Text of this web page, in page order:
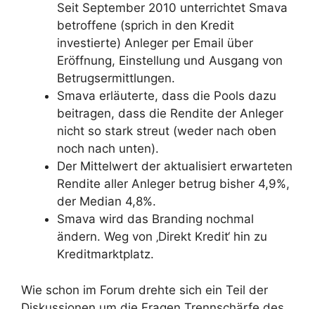
Seit September 2010 unterrichtet Smava
betroffene (sprich in den Kredit
investierte) Anleger per Email über
Eröffnung, Einstellung und Ausgang von
Betrugsermittlungen.
Smava erläuterte, dass die Pools dazu
beitragen, dass die Rendite der Anleger
nicht so stark streut (weder nach oben
noch nach unten).
Der Mittelwert der aktualisiert erwarteten
Rendite aller Anleger betrug bisher 4,9%,
der Median 4,8%.
Smava wird das Branding nochmal
ändern. Weg von ‚Direkt Kredit‘ hin zu
Kreditmarktplatz.
Wie schon im Forum drehte sich ein Teil der